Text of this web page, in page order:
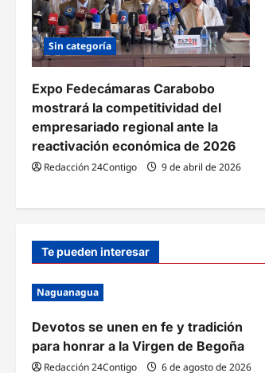
n
d
e
e
n
t
a
d
a
s
Sin categoría
Expo Fedecámaras Carabobo
mostrará la competitividad del
empresariado regional ante la
reactivación económica de 2026
Redacción 24Contigo 9 de abril de 2026
Te pueden interesar
Naguanagua
Devotos se unen en fe y tradición
para honrar a la Virgen de Begoña
Redacción 24Contigo 6 de agosto de 2026